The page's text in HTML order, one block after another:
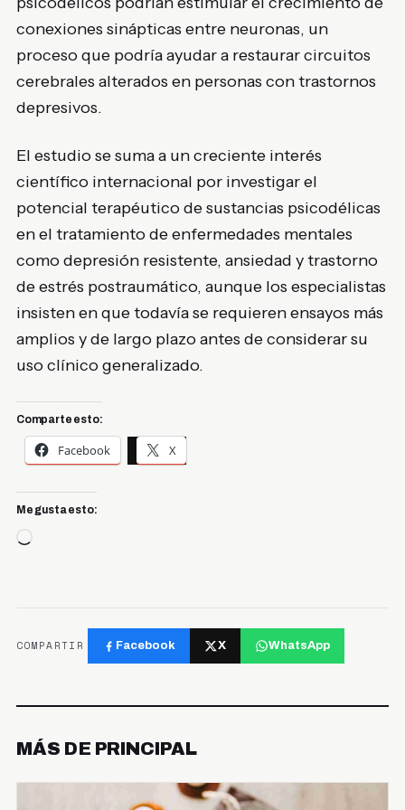
conexiones sinápticas entre neuronas, un
proceso que podría ayudar a restaurar circuitos
cerebrales alterados en personas con trastornos
depresivos.
El estudio se suma a un creciente interés
científico internacional por investigar el
potencial terapéutico de sustancias psicodélicas
en el tratamiento de enfermedades mentales
como depresión resistente, ansiedad y trastorno
de estrés postraumático, aunque los especialistas
insisten en que todavía se requieren ensayos más
amplios y de largo plazo antes de considerar su
uso clínico generalizado.
Comparte esto:
Facebook X
Me gusta esto:
Cargando...
COMPARTIR Facebook X WhatsApp
MÁS DE PRINCIPAL